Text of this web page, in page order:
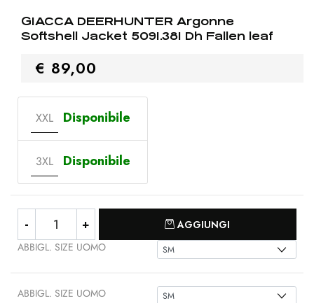
GIACCA DEERHUNTER Argonne
Softshell Jacket 5091.381 Dh Fallen leaf
€ 89,00
XXL Disponibile
3XL Disponibile
ABBIGL. SIZE UOMO
AGGIUNGI
ABBIGL. SIZE UOMO